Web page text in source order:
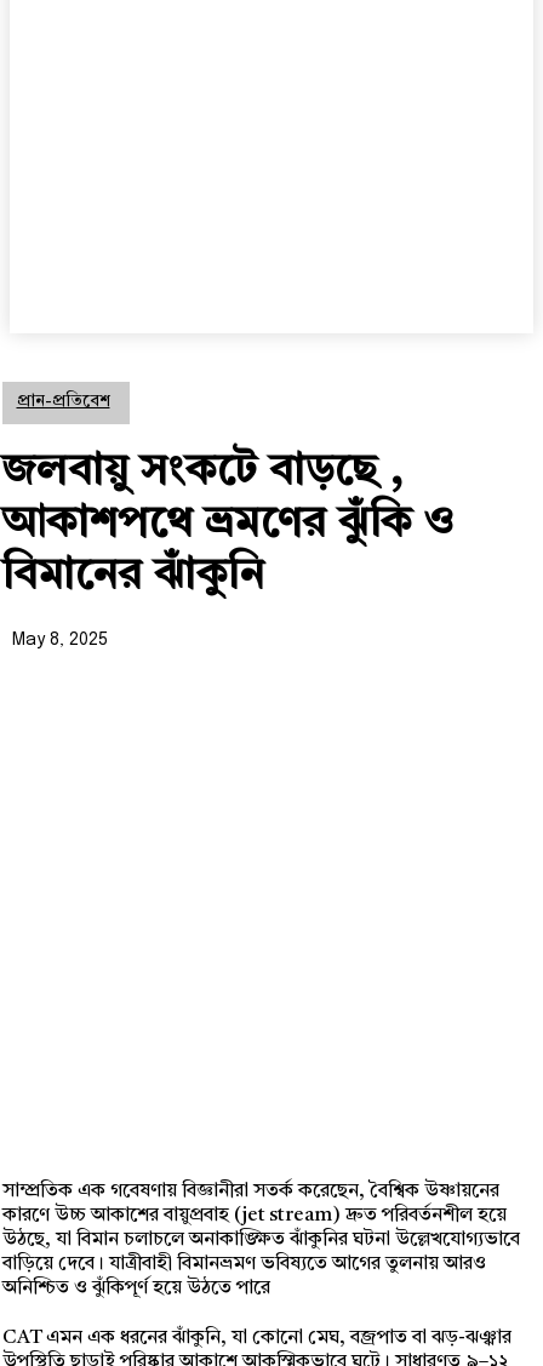
প্রান-প্রতিবেশ
জলবায়ু সংকটে বাড়ছে ,
আকাশপথে ভ্রমণের ঝুঁকি ও
বিমানের ঝাঁকুনি
May 8, 2025
সাম্প্রতিক এক গবেষণায় বিজ্ঞানীরা সতর্ক করেছেন, বৈশ্বিক উষ্ণায়নের
কারণে উচ্চ আকাশের বায়ুপ্রবাহ (jet stream) দ্রুত পরিবর্তনশীল হয়ে
উঠছে, যা বিমান চলাচলে অনাকাঙ্ক্ষিত ঝাঁকুনির ঘটনা উল্লেখযোগ্যভাবে
বাড়িয়ে দেবে। যাত্রীবাহী বিমানভ্রমণ ভবিষ্যতে আগের তুলনায় আরও
অনিশ্চিত ও ঝুঁকিপূর্ণ হয়ে উঠতে পারে
CAT এমন এক ধরনের ঝাঁকুনি, যা কোনো মেঘ, বজ্রপাত বা ঝড়-ঝঞ্ঝার